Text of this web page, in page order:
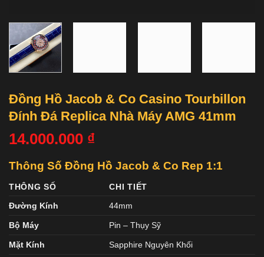
Đồng Hồ Jacob & Co Casino Tourbillon
Đính Đá Replica Nhà Máy AMG 41mm
14.000.000 ₫
Thông Số Đồng Hồ Jacob & Co Rep 1:1
THÔNG SỐ
CHI TIẾT
Đường Kính
44mm
Bộ Máy Pin – Thụy Sỹ
Mặt Kính Sapphire Nguyên Khối